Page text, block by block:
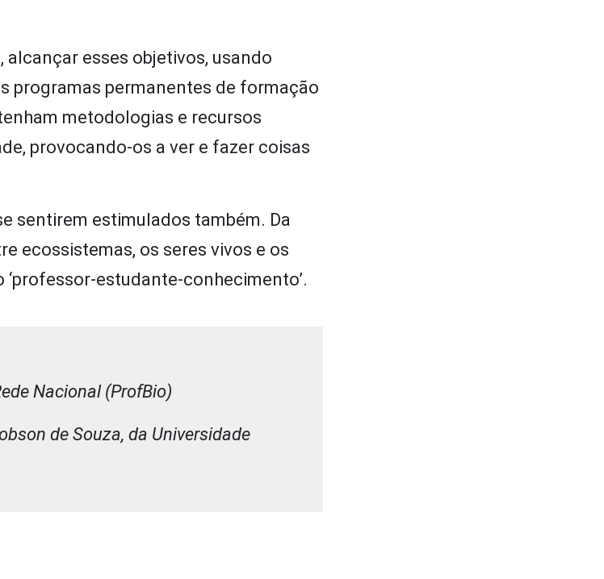
esses objetivos, usando
programas permanentes de formação
metodologias e recursos
provocando-os a ver e fazer coisas
sentirem estimulados também. Da
ecossistemas, os seres vivos e os
estudante-conhecimento’.
Nacional (ProfBio)
de Souza, da Universidade